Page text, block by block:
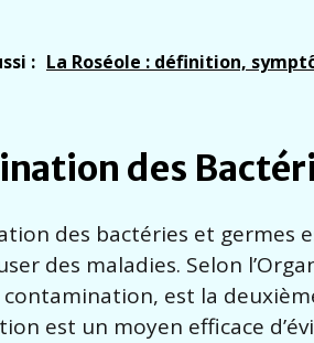
: La Roséole : définition,
des
des bactéries et
des maladies. Selon
est la
est un moyen efficace